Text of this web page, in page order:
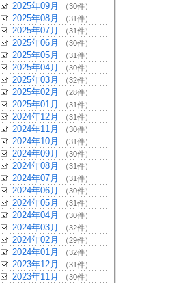
2025年09月 （30件）
2025年08月 （31件）
2025年07月 （31件）
2025年06月 （30件）
2025年05月 （31件）
2025年04月 （30件）
2025年03月 （32件）
2025年02月 （28件）
2025年01月 （31件）
2024年12月 （31件）
2024年11月 （30件）
2024年10月 （31件）
2024年09月 （30件）
2024年08月 （31件）
2024年07月 （31件）
2024年06月 （30件）
2024年05月 （31件）
2024年04月 （30件）
2024年03月 （32件）
2024年02月 （29件）
2024年01月 （32件）
2023年12月 （31件）
2023年11月 （30件）